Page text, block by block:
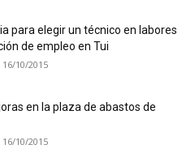
para elegir un técnico en labores
de empleo en Tui
16/10/2015
en la plaza de abastos de
16/10/2015